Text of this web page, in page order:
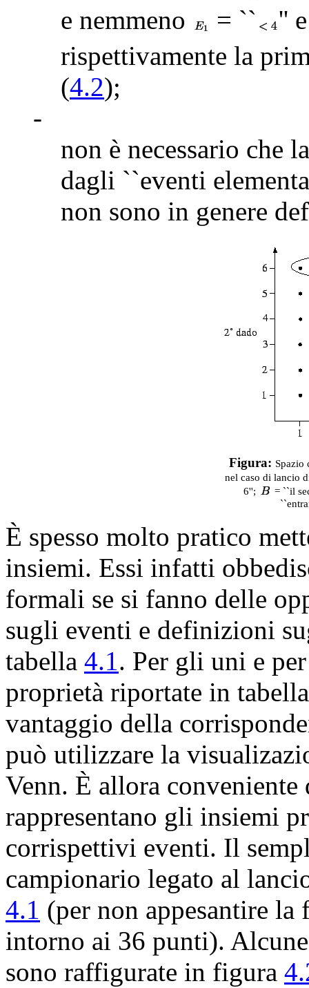
e nemmeno
= ``
''
rispettivamente la
(4.2);
-
non è necessario che
dagli ``eventi
non sono in genere
Figura: Spazio
nel caso di lancio
6'';
= ``il
È spesso molto pratico
insiemi. Essi infatti
formali se si fanno delle
sugli eventi e definizioni
tabella 4.1. Per gli uni e
proprietà riportate in
vantaggio della
può utilizzare la
Venn. È allora conveniente
rappresentano gli insiemi
corrispettivi eventi. Il
campionario legato al
4.1 (per non appesantire
intorno ai 36 punti).
sono raffigurate in figura